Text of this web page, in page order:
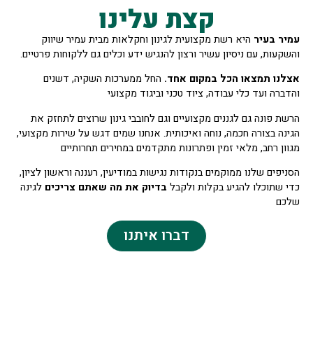
קצת עלינו
עמיר בעיר היא רשת מקצועית לגינון וחקלאות מבית עמיר שיווק
והשקעות, עם ניסיון עשיר ורצון להנגיש ידע וכלים גם ללקוחות פרטיים.
אצלנו תמצאו הכל במקום אחד. החל ממערכות השקיה, דשנים
והדברה ועד כלי עבודה, ציוד טכני וביגוד מקצועי
הרשת פונה גם לגננים מקצועיים וגם לחובבי גינון שרוצים לתחזק את
הגינה בצורה חכמה, נוחה ואיכותית. אנחנו שמים דגש על שירות מקצועי,
מגוון רחב, מלאי זמין ופתרונות מתקדמים במחירים תחרותיים
הסניפים שלנו ממוקמים בנקודות נגישות במודיעין, רעננה וראשון לציון,
כדי שתוכלו להגיע בקלות ולקבלבדיוק את מה שאתם צריכים לגינה
שלכם
דברו איתנו